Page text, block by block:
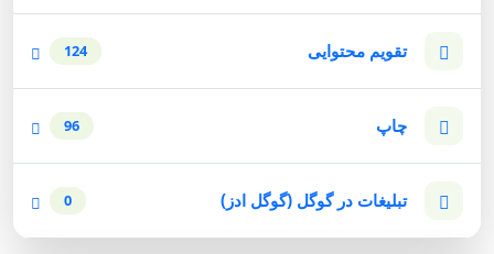
تقویم محتوایی 124
چاپ 96
تبلیغات در گوگل (گوگل ادز) 0